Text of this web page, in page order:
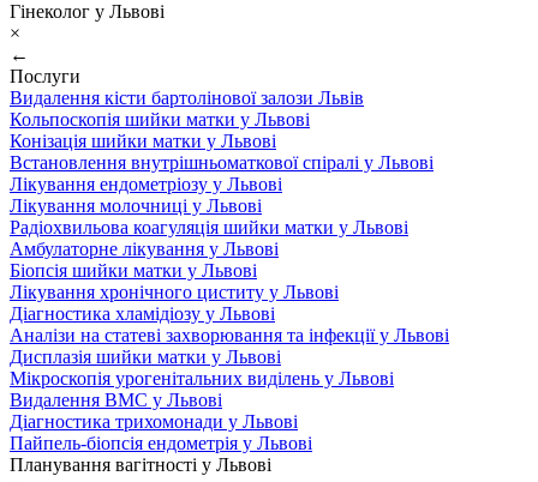
Гінеколог у Львові
×
←
Послуги
Видалення кісти бартолінової залози Львів
Кольпоскопія шийки матки у Львові
Конізація шийки матки у Львові
Встановлення внутрішньоматкової спіралі у Львові
Лікування ендометріозу у Львові
Лікування молочниці у Львові
Радіохвильова коагуляція шийки матки у Львові
Амбулаторне лікування у Львові
Біопсія шийки матки у Львові
Лікування хронічного циститу у Львові
Діагностика хламідіозу у Львові
Аналізи на статеві захворювання та інфекції у Львові
Дисплазія шийки матки у Львові
Мікроскопія урогенітальних виділень у Львові
Видалення ВМС у Львові
Діагностика трихомонади у Львові
Пайпель-біопсія ендометрія у Львові
Планування вагітності у Львові